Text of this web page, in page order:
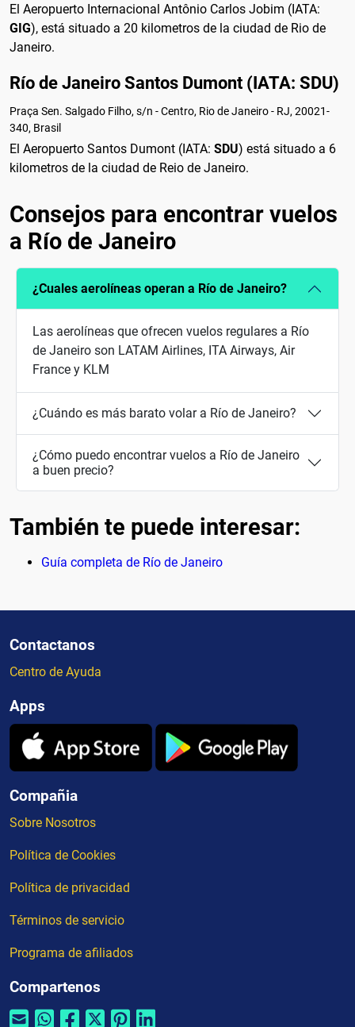
El Aeropuerto Internacional Antônio Carlos Jobim (IATA:
GIG), está situado a 20 kilometros de la ciudad de Rio de
Janeiro.
Río de Janeiro Santos Dumont (IATA: SDU)
Praça Sen. Salgado Filho, s/n - Centro, Rio de Janeiro - RJ, 20021-
340, Brasil
El Aeropuerto Santos Dumont (IATA: SDU) está situado a 6
kilometros de la ciudad de Reio de Janeiro.
Consejos para encontrar vuelos
a Río de Janeiro
¿Cuales aerolíneas operan a Río de Janeiro?
Las aerolíneas que ofrecen vuelos regulares a Río
de Janeiro son LATAM Airlines, ITA Airways, Air
France y KLM
¿Cuándo es más barato volar a Río de Janeiro?
¿Cómo puedo encontrar vuelos a Río de Janeiro
a buen precio?
También te puede interesar:
Guía completa de Río de Janeiro
Contactanos
Centro de Ayuda
Apps
Compañia
Sobre Nosotros
Política de Cookies
Política de privacidad
Términos de servicio
Programa de afiliados
Compartenos